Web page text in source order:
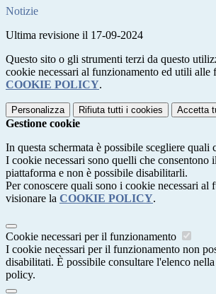
Notizie
Ultima revisione il 17-09-2024
Questo sito o gli strumenti terzi da questo
cookie necessari al funzionamento ed utili alle
COOKIE POLICY.
Personalizza Rifiuta tutti i cookies Accetta
Gestione cookie
In questa schermata è possibile scegliere quali
I cookie necessari sono quelli che consentono
piattaforma e non è possibile disabilitarli.
Per conoscere quali sono i cookie necessari al
visionare la COOKIE POLICY.
Cookie necessari per il funzionamento
I cookie necessari per il funzionamento non
disabilitati. È possibile consultare l'elenco
policy.